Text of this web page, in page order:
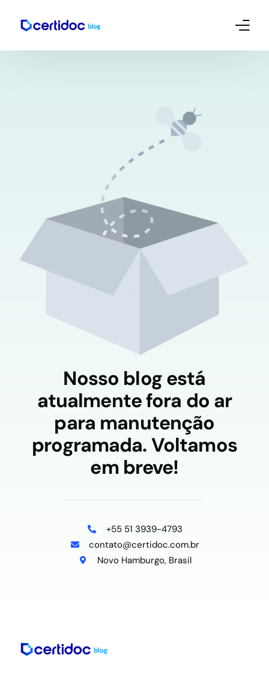
Nosso blog está
atualmente fora do ar
para manutenção
programada. Voltamos
em breve!
+55 51 3939-4793
contato@certidoc.com.br
Novo Hamburgo, Brasil
Certificado Digital – Tutoriais